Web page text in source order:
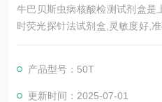
牛巴贝斯虫病核酸检测试剂盒是
时荧光探针法试剂盒,灵敏度好,
客户前来选购。
产品型号：50T
更新时间：2025-07-01